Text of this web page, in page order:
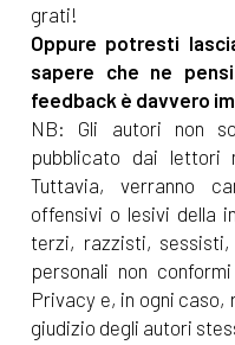
grati!
Oppure potresti
sapere che ne
feedback è davvero
NB: Gli autori non
pubblicato dai lettori
Tuttavia, verranno
offensivi o lesivi della
terzi, razzisti,
personali non
Privacy e, in ogni
giudizio degli autori